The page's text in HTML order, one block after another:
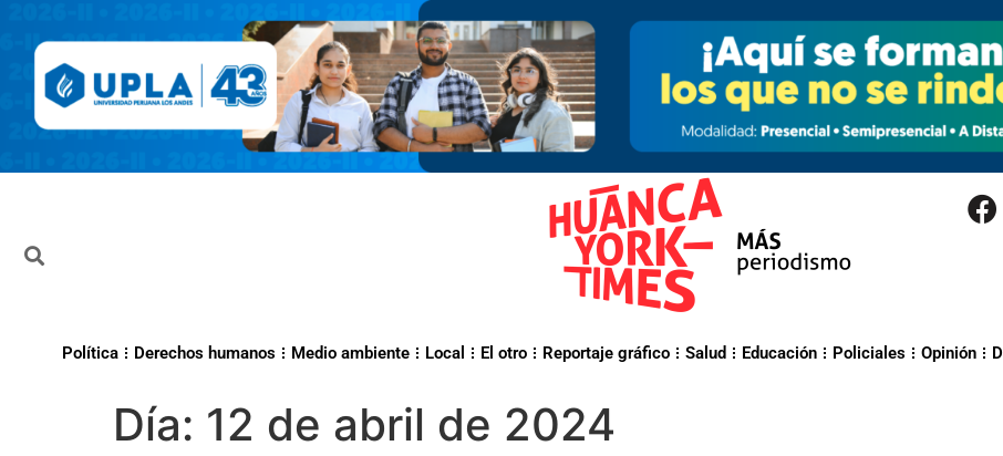
Política Derechos humanos Medio ambiente Local El otro Reportaje gráfico Salud Educación Policiales Opinión
Día: 12 de abril de 2024